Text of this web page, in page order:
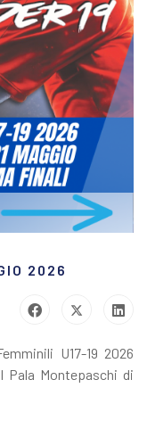
2026
U17-19 2026
Montepaschi di